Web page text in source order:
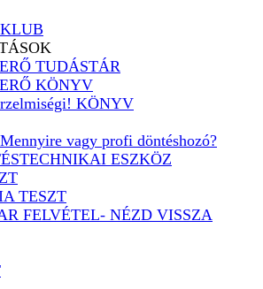
TUDÁSTÁR
KÖNYV
KÖNYV
vagy profi döntéshozó?
ESZKÖZ
TESZT
FELVÉTEL- NÉZD VISSZA